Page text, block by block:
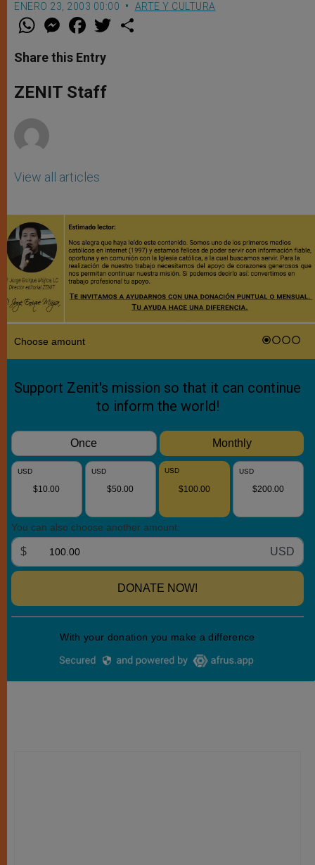
ENERO 23, 2003 00:00 ARTE Y CULTURA
W
t
s
p
p
M
e
s
e
g
e
F
a
e
b
o
k
w
Share this Entry
ZENIT Staff
View all articles